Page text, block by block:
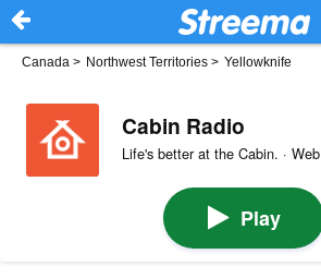
Canada > Northwest Territories > Yellowknife
Cabin Radio
Life's better at the Cabin. · Web
Play